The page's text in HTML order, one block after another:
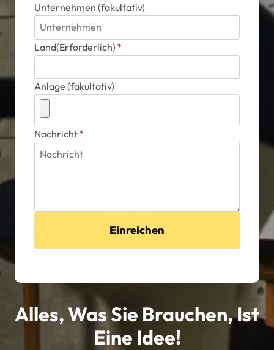
Unternehmen (fakultativ)
Land(Erforderlich) *
Anlage (fakultativ)
Nachricht*
Einreichen
Alles, Was Sie Brauchen, Ist
Eine Idee!